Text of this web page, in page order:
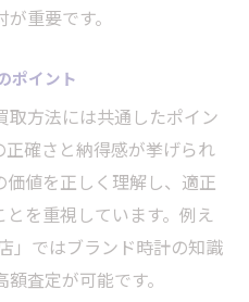
重要です。
ポイント
取方法には共通したポイン
正確さと納得感が挙げられ
価値を正しく理解し、適正
を重視しています。例え
」ではブランド時計の知識
査定が可能です。